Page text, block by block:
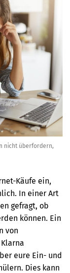
nicht überfordern,
Käufe ein,
In einer Art
gefragt, ob
können. Ein
von
eure Ein- und
Dies kann